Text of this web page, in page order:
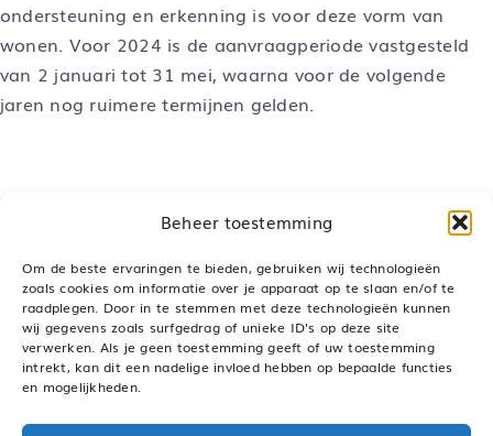
Beheer toestemming
Om de beste ervaringen te bieden, gebruiken wij technologieën
zoals cookies om informatie over je apparaat op te slaan en/of te
raadplegen. Door in te stemmen met deze technologieën kunnen
wij gegevens zoals surfgedrag of unieke ID's op deze site
verwerken. Als je geen toestemming geeft of uw toestemming
intrekt, kan dit een nadelige invloed hebben op bepaalde functies
en mogelijkheden.
ondersteuning en erkenning is voor deze vorm van
wonen. Voor 2024 is de aanvraagperiode vastgesteld
van 2 januari tot 31 mei, waarna voor de volgende
jaren nog ruimere termijnen gelden.
Deel dit bericht, kies je platform!
LinkedInWhatsApp
Pinterest
E-
mail